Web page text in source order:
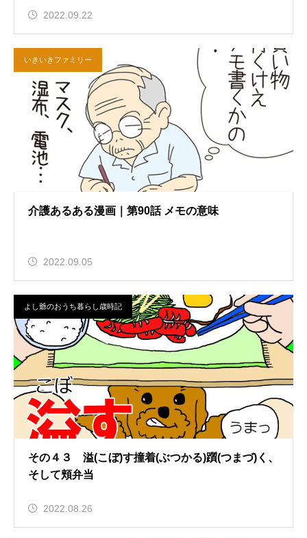
2022.09.22
いきいきファミリー
介護あるある漫画｜第90話 メモの意味
2022.09.05
よし爺のおうち暮らし歳時記
その４３ 溢(こぼ)す撞着(ぶつかる)躓(つまづ)く、
そして頬弁当
2022.08.26